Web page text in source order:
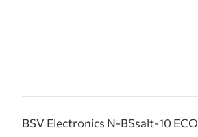
BSV Electronics N-BSsalt-10 ECO